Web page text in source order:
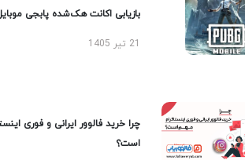
بازیابی اکانت هک‌شده پابجی موبایل
چرا خرید فالوور ایرانی و فوری
است؟